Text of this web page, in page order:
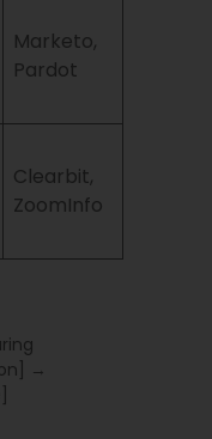
Marketo,
Pardot
Clearbit,
ZoomInfo
→